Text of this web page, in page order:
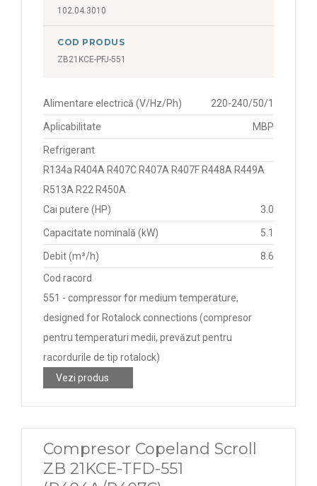
102.04.3010
COD PRODUS
ZB21KCE-PFJ-551
Alimentare electrică (V/Hz/Ph) 220-240/50/1
Aplicabilitate MBP
Refrigerant
R134a R404A R407C R407A R407F R448A R449A
R513A R22 R450A
Cai putere (HP)
3.0
Capacitate nominală (kW) 5.1
Debit (m³/h)
8.6
Cod racord
551 - compressor for medium temperature,
designed for Rotalock connections (compresor
pentru temperaturi medii, prevăzut pentru
racordurile de tip rotalock)
Vezi produs
Compresor Copeland Scroll
ZB 21KCE-TFD-551